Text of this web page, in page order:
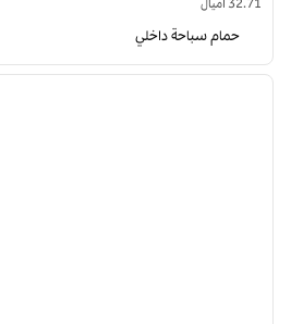
حمام سباحة داخلي
1 من 12